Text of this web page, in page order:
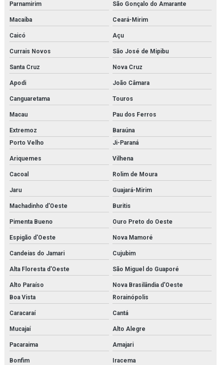
Parnamirim São Gonçalo do Amarante
Macaíba Ceará-Mirim
Caicó Açu
Currais Novos São José de Mipibu
Santa Cruz Nova Cruz
Apodi João Câmara
Canguaretama Touros
Macau Pau dos Ferros
Extremoz
Baraúna
Porto Velho
Ji-Paraná
Ariquemes Vilhena
Cacoal Rolim de Moura
Jaru Guajará-Mirim
Machadinho d'Oeste Buritis
Pimenta Bueno Ouro Preto do Oeste
Espigão d'Oeste Nova Mamoré
Candeias do Jamari Cujubim
Alta Floresta d'Oeste São Miguel do Guaporé
Alto Paraíso
Nova Brasilândia d'Oeste
Boa Vista
Rorainópolis
Caracaraí Cantá
Mucajaí Alto Alegre
Pacaraima Amajari
Bonfim Iracema